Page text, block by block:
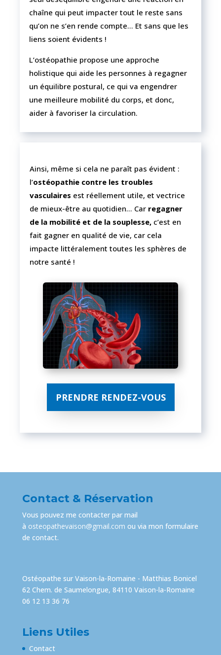
chaîne qui peut impacter tout le reste sans
qu’on ne s’en rende compte… Et sans que les
liens soient évidents !
L’ostéopathie propose une approche
holistique qui aide les personnes à regagner
un équilibre postural, ce qui va engendrer
une meilleure mobilité du corps, et donc,
aider à favoriser la circulation.
Ainsi, même si cela ne paraît pas évident :
l’ostéopathie contre les troubles
vasculaires est réellement utile, et vectrice
de mieux-être au quotidien… Car regagner
de la mobilité et de la souplesse, c’est en
fait gagner en qualité de vie, car cela
impacte littéralement toutes les sphères de
notre santé !
PRENDRE RENDEZ-VOUS
Contact & Réservation
Vous pouvez me contacter par mail
à osteopathevaison@gmail.com ou via mon formulaire
de contact.
Ostéopathe sur Vaison-la-Romaine - Matthias Bonicel
62 Chem. de Saumelongue, 84110 Vaison-la-Romaine
06 12 13 36 76
Liens Utiles
Contact